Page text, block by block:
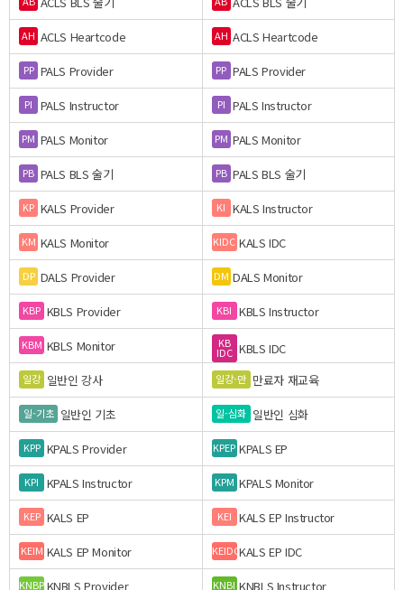
AH ACLS Heartcode AH ACLS Heartcode
PP PALS Provider PP PALS Provider
PI PALS Instructor PI PALS Instructor
PM PALS Monitor PM PALS Monitor
PB PALS BLS 술기 PB PALS BLS 술기
KP KALS Provider KI KALS Instructor
KM KALS Monitor KIDC KALS IDC
DP DALS Provider DM DALS Monitor
KBP KBLS Provider KBI KBLS Instructor
KBM KBLS Monitor KB
IDC KBLS IDC
일강 일반인 강사 일강-만 만료자 재교육
일-기초 일반인 기초 일-심화 일반인 심화
KPP KPALS Provider KPEP KPALS EP
KPI KPALS Instructor KPM KPALS Monitor
KEP KALS EP KEI KALS EP Instructor
KEIM KALS EP Monitor KEIDCKALS EP IDC
KNBPKNBLS Provider KNBI KNBLS Instructor